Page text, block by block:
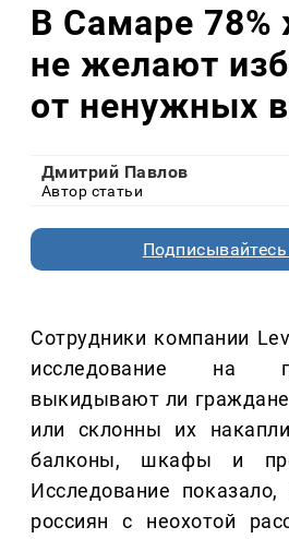
В Самаре 78%
не желают
от ненужных
Дмитрий Павлов
Автор статьи
Сотрудники компании
исследование на
выкидывают ли
или склонны их
балконы, шкафы и
Исследование
россиян с неохотой